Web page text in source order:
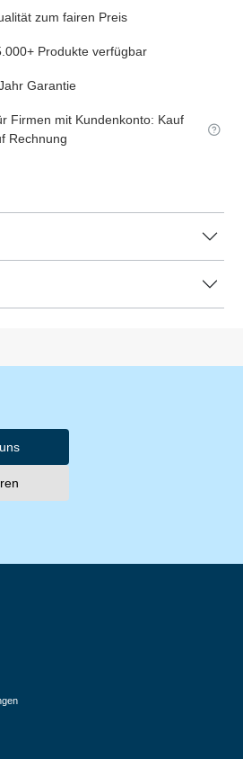
zum fairen Preis
Produkte verfügbar
Garantie
Firmen mit Kundenkonto: Kauf
Rechnung